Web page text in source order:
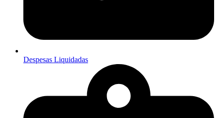
Despesas Liquidadas